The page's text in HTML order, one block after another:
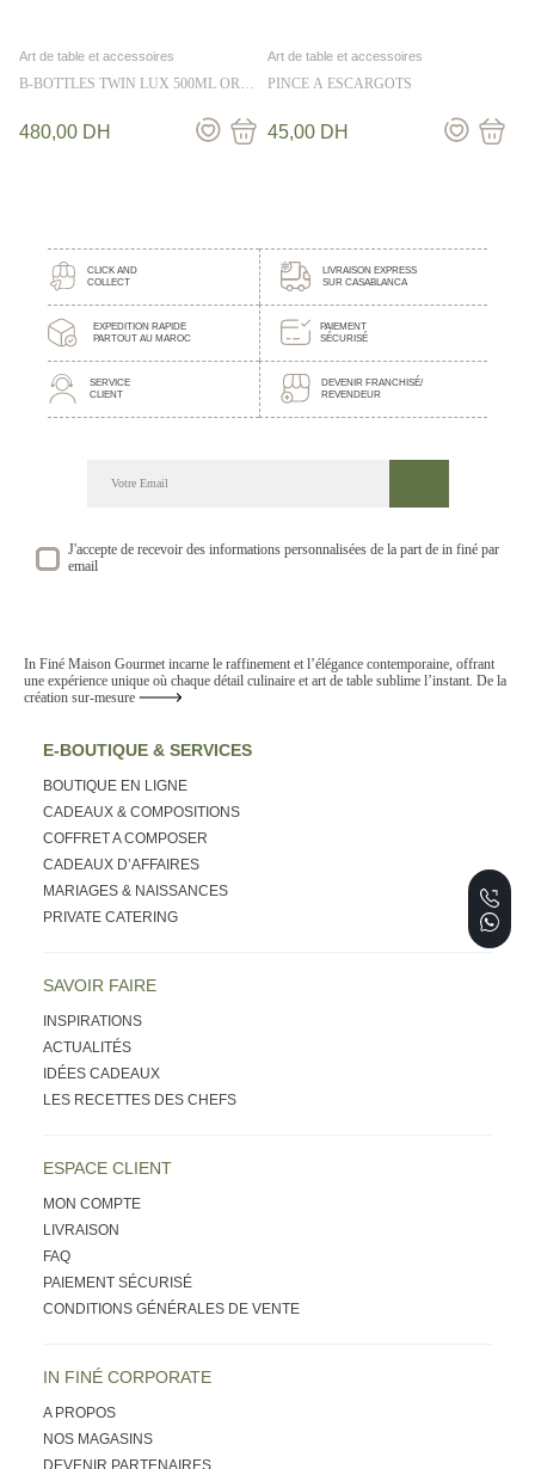
Art de table et accessoires
B-BOTTLES TWIN LUX 500ML OR
480,00 DH
Art de table et accessoires
PINCE A ESCARGOTS
45,00 DH
CLICK AND
COLLECT
LIVRAISON EXPRESS
SUR CASABLANCA
EXPEDITION RAPIDE
PARTOUT AU MAROC
PAIEMENT
SÉCURISÉ
SERVICE
CLIENT
DEVENIR FRANCHISÉ/
REVENDEUR
DECOUVREZ NOTRE NEWSLETTER GOURMANDE
SUIVEZ NOS ACTUALITE ET EVENEMENTS
J'accepte de recevoir des informations personnalisées de la part de in finé par
email
In Finé Maison Gourmet incarne le raffinement et l’élégance contemporaine, offrant
une expérience unique où chaque détail culinaire et art de table sublime l’instant. De la
création sur-mesure
E-BOUTIQUE & SERVICES
BOUTIQUE EN LIGNE
CADEAUX & COMPOSITIONS
COFFRET A COMPOSER
CADEAUX D’AFFAIRES
MARIAGES & NAISSANCES
PRIVATE CATERING
SAVOIR FAIRE
INSPIRATIONS
ACTUALITÉS
IDÉES CADEAUX
LES RECETTES DES CHEFS
ESPACE CLIENT
MON COMPTE
LIVRAISON
FAQ
PAIEMENT SÉCURISÉ
CONDITIONS GÉNÉRALES DE VENTE
IN FINÉ CORPORATE
A PROPOS
NOS MAGASINS
DEVENIR PARTENAIRES